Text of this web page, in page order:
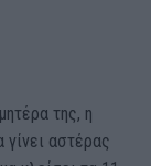
της, η
γίνει αστέρας